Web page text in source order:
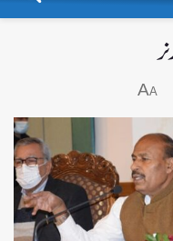
A
A